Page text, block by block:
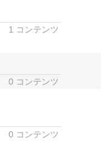
1 コンテンツ
0 コンテンツ
0 コンテンツ